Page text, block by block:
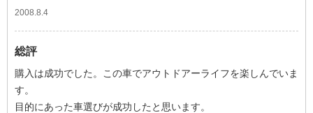
2008.8.4
総評
購入は成功でした。この車でアウトドアーライフを楽しんでいま
す。
目的にあった車選びが成功したと思います。